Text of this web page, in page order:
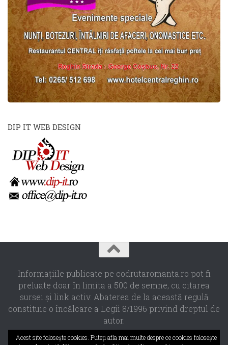
DIP IT WEB DESIGN
Informaţiile publicate pe codrutaromanta.ro pot fi
preluate doar în limita a 500 de semne, cu citarea
sursei şi link activ. Abaterea de la această regulă
constituie o încălcare a Legii 8/1996 privind dreptul de
autor.
Propulsat de - Designed with theHueman theme
Acest site foloseşte cookies. Puteţi afla mai multe despre ce cookies foloseşte